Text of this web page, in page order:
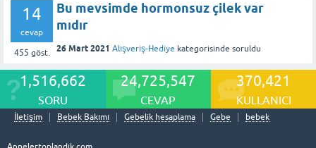
14
cevap
455 göst.
Bu mevsimde hormonsuz çilek var
mıdır
26 Mart 2021 Alışveriş-Hediye kategorisinde soruldu
1,516,662
SORU
24,725,547
CEVAP
370,421
KULLANICI
İletişim Bebek Bakımı Gebelik hesaplama Gebe bebek